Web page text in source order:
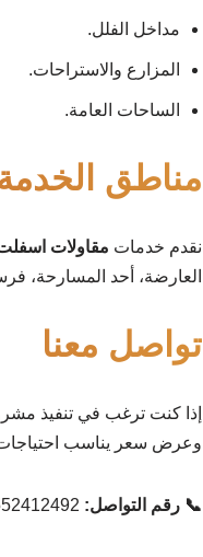
مداخل الفلل.
المزارع والاستراحات.
الساحات العامة.
مناطق
نقدم خدمات مقاولات
العارضة، أحد المسارحة،
تواصل معنا
إذا كنت ترغب في تنفيذ
وعرض سعر يناسب
📞 رقم التواصل: